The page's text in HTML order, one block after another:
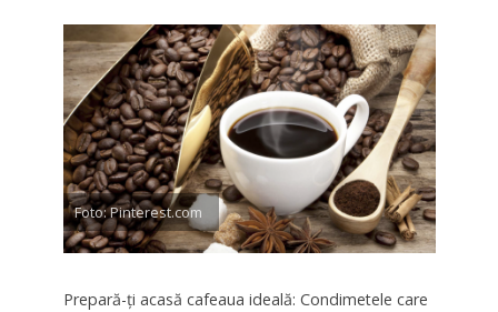
Foto: Pinterest.com
Prepară-ţi acasă cafeaua ideală: Condimetele care